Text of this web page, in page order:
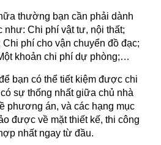
thường bạn cần phải dành
như: Chi phí vật tư, nội thất;
phí cho vận chuyển đồ đạc;
khoản chi phí dự phòng;…
bạn có thể tiết kiệm được chi
sự thống nhất giữa chủ nhà
phương án, và các hạng mục
được về mặt thiết kế, thi công
nhất ngay từ đầu.